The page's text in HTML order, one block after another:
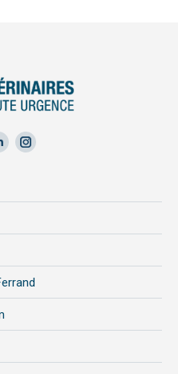
Instagram
new